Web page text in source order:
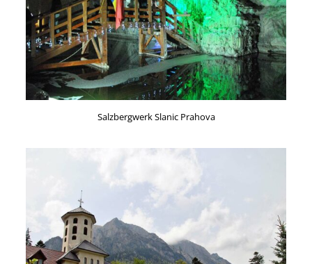
Salzbergwerk Slanic Prahova